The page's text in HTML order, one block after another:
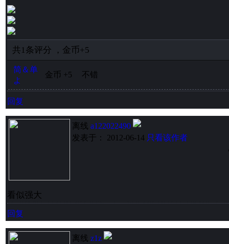
共1条评分 ， 金币+5
简＆单
よ
金币 +5 不错
回复
离线 a122022490
发表于： 2012-06-14 只看该作者
看似强大
回复
离线 z1z